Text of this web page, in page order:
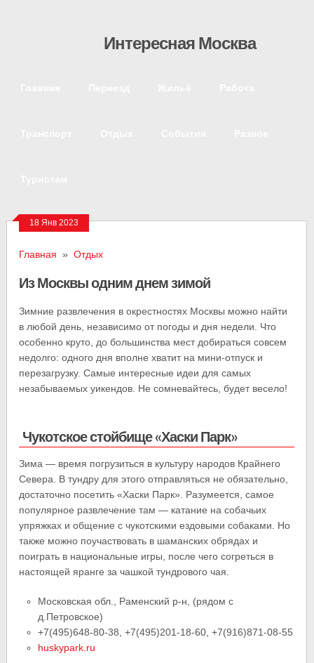
Интересная Москва
18 Янв 2023
Главная »Отдых
Из Москвы одним днем зимой
Зимние развлечения в окрестностях Москвы можно найти
в любой день, независимо от погоды и дня недели. Что
особенно круто, до большинства мест добираться совсем
недолго: одного дня вполне хватит на мини-отпуск и
перезагрузку. Самые интересные идеи для самых
незабываемых уикендов. Не сомневайтесь, будет весело!
Чукотское стойбище «Хаски Парк»
Зима — время погрузиться в культуру народов Крайнего
Севера. В тундру для этого отправляться не обязательно,
достаточно посетить «Хаски Парк». Разумеется, самое
популярное развлечение там — катание на собачьих
упряжках и общение с чукотскими ездовыми собаками. Но
также можно поучаствовать в шаманских обрядах и
поиграть в национальные игры, после чего согреться в
настоящей яранге за чашкой тундрового чая.
Московская обл., Раменский р-н, (рядом с
д.Петровское)
+7(495)648-80-38, +7(495)201-18-60, +7(916)871-08-55
huskypark.ru